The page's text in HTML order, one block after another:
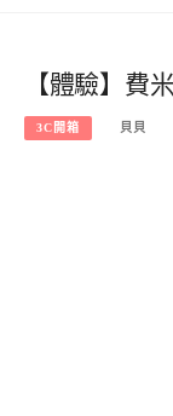
【體驗】費
3C開箱 貝貝